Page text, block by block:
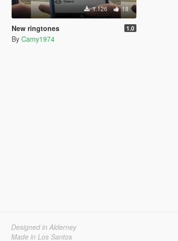
1.126 18
New ringtones 1.0
By Camy1974
Designed in Alderney
Made in Los Santos